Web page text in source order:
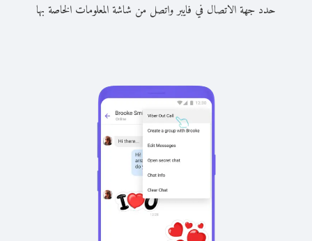
حدد جهة الاتصال في فايبر واتصل من شاشة المعلومات الخاصة بها